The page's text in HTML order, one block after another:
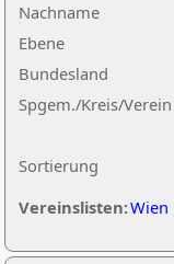
Nachname
Ebene
Sortierung
Bundesland
Spgem./Kreis/Verein
Vereinslisten:Wien